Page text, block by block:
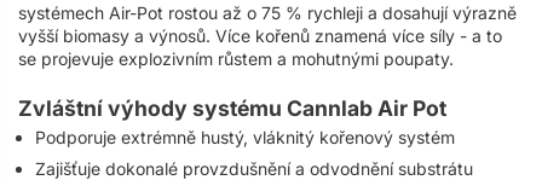
systémech Air-Pot rostou až o 75 % rychleji a dosahují výrazně
vyšší biomasy a výnosů. Více kořenů znamená více síly - a to
se projevuje explozivním růstem a mohutnými poupaty.
Zvláštní výhody systému Cannlab Air Pot
Podporuje extrémně hustý, vláknitý kořenový systém
Zajišťuje dokonalé provzdušnění a odvodnění substrátu